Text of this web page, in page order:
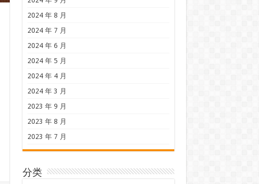
2024 年 8 月
2024 年 7 月
2024 年 6 月
2024 年 5 月
2024 年 4 月
2024 年 3 月
2023 年 9 月
2023 年 8 月
2023 年 7 月
分类